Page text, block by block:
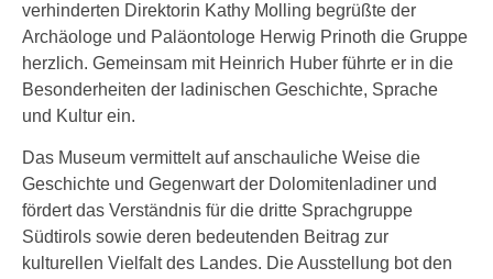
verhinderten Direktorin Kathy Molling begrüßte der
Archäologe und Paläontologe Herwig Prinoth die Gruppe
herzlich. Gemeinsam mit Heinrich Huber führte er in die
Besonderheiten der ladinischen Geschichte, Sprache
und Kultur ein.
Das Museum vermittelt auf anschauliche Weise die
Geschichte und Gegenwart der Dolomitenladiner und
fördert das Verständnis für die dritte Sprachgruppe
Südtirols sowie deren bedeutenden Beitrag zur
kulturellen Vielfalt des Landes. Die Ausstellung bot den